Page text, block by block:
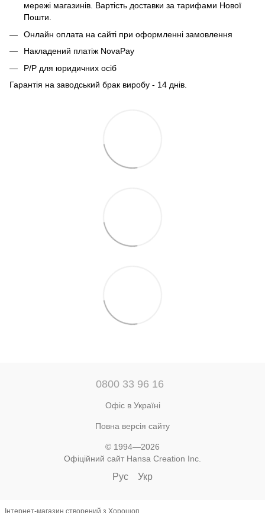
мережі магазинів. Вартість доставки за тарифами Нової
Пошти.
Онлайн оплата на сайті при оформленні замовлення
Накладений платіж NovaPay
Р/Р для юридичних осіб
Гарантія на заводський брак виробу - 14 днів.
0800 33 96 16
Офіс в Україні
Повна версія сайту
© 1994—2026
Офіційний сайт Hansa Creation Inc.
Рус Укр
Інтернет-магазин створений з Хорошоп